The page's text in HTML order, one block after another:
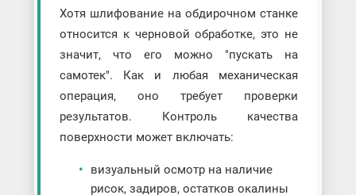
Хотя шлифование на обдирочном станке
относится к черновой обработке, это не
значит, что его можно "пускать на
самотек". Как и любая механическая
операция, оно требует проверки
результатов. Контроль качества
поверхности может включать:
визуальный осмотр на наличие
рисок, задиров, остатков окалины